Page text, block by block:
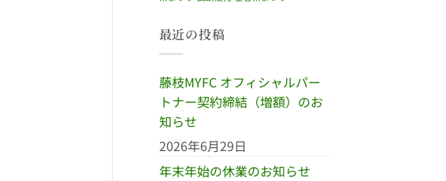
最近の投稿
藤枝MYFC オフィシャルパー
トナー契約締結（増額）のお
知らせ
2026年6月29日
年末年始の休業のお知らせ